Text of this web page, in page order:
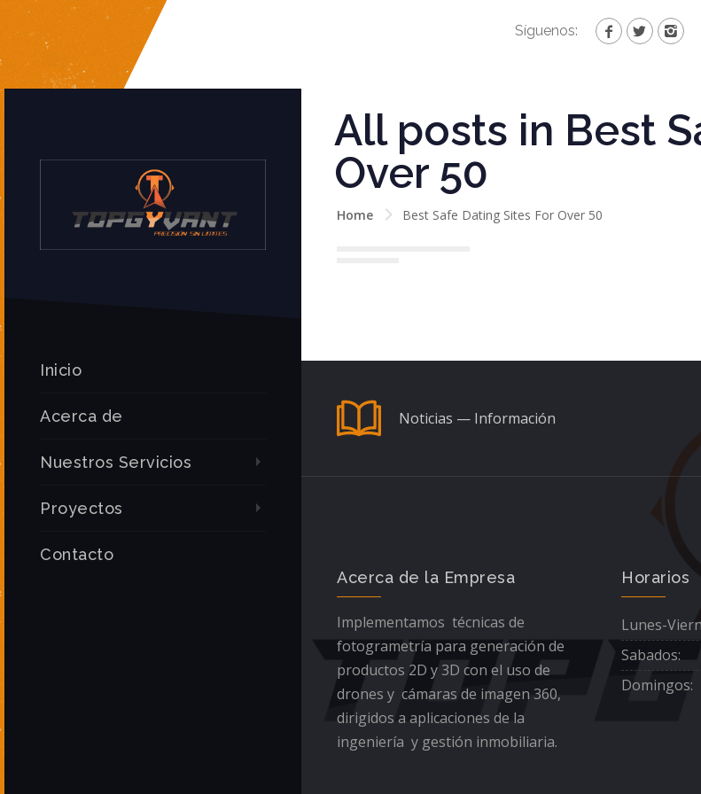
Inicio
Acerca de
Nuestros Servicios
Proyectos
Contacto
Síguenos:
All posts in Best
Over 50
Home Best Safe Dating Sites For Over 50
Noticias — Información
Acerca de la Empresa
Implementamos técnicas de
fotogrametría para generación de
productos 2D y 3D con el uso de
drones y cámaras de imagen 360,
dirigidos a aplicaciones de la
ingeniería y gestión inmobiliaria.
Horarios
Lunes-
Sabados:
Domingos: